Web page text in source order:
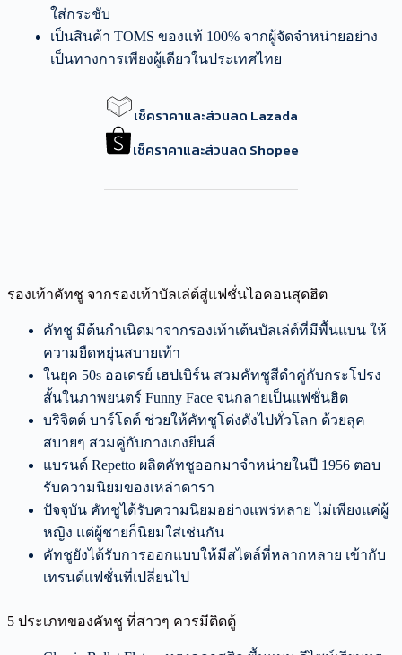
ใส่กระชับ
เป็นสินค้า TOMS ของแท้ 100% จากผู้จัดจำหน่ายอย่าง
เป็นทางการเพียงผู้เดียวในประเทศไทย
เช็คราคาและส่วนลด Lazada
เช็คราคาและส่วนลด Shopee
รองเท้าคัทชู จากรองเท้าบัลเล่ต์สู่แฟชั่นไอคอนสุดฮิต
คัทชู มีต้นกำเนิดมาจากรองเท้าเต้นบัลเล่ต์ที่มีพื้นแบน ให้
ความยืดหยุ่นสบายเท้า
ในยุค 50s ออเดรย์ เฮปเบิร์น สวมคัทชูสีดำคู่กับกระโปรง
สั้นในภาพยนตร์ Funny Face จนกลายเป็นแฟชั่นฮิต
บริจิตต์ บาร์โดต์ ช่วยให้คัทชูโด่งดังไปทั่วโลก ด้วยลุค
สบายๆ สวมคู่กับกางเกงยีนส์
แบรนด์ Repetto ผลิตคัทชูออกมาจำหน่ายในปี 1956 ตอบ
รับความนิยมของเหล่าดารา
ปัจจุบัน คัทชูได้รับความนิยมอย่างแพร่หลาย ไม่เพียงแค่ผู้
หญิง แต่ผู้ชายก็นิยมใส่เช่นกัน
คัทชูยังได้รับการออกแบบให้มีสไตล์ที่หลากหลาย เข้ากับ
เทรนด์แฟชั่นที่เปลี่ยนไป
5 ประเภทของคัทชู ที่สาวๆ ควรมีติดตู้